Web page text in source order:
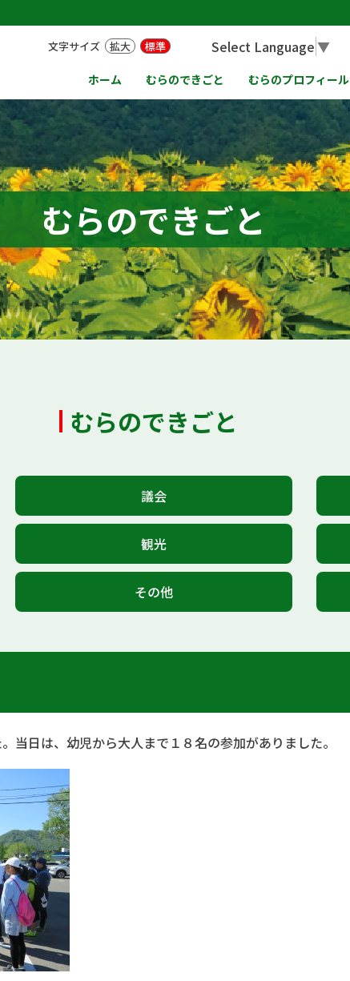
ホーム むらのできごと むらのプロフィール
文字サイズ 拡大 標準 Select Language▼
むらのできごと
むらのできごと
議会
観光
その他
当日は、幼児から大人まで１８名の参加がありました。